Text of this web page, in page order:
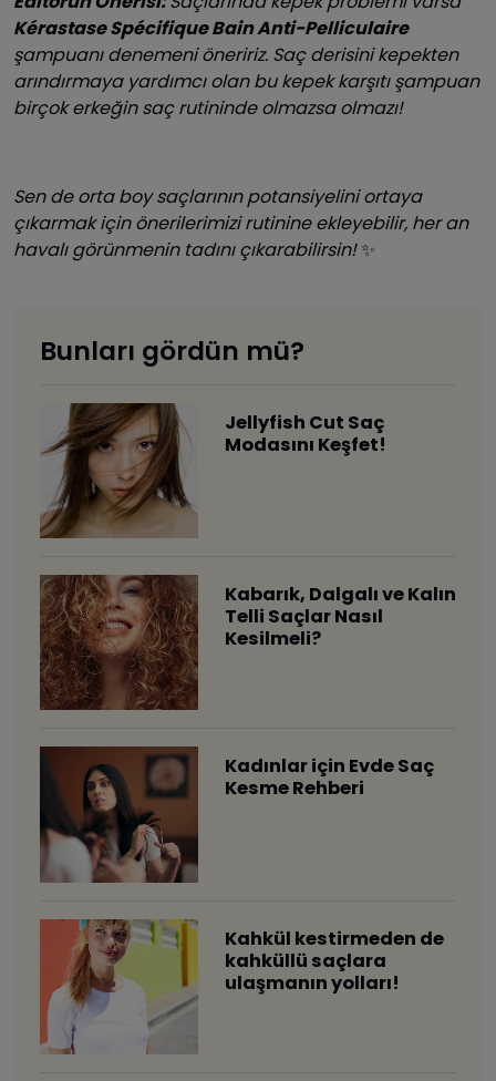
Kérastase Spécifique Bain Anti-Pelliculaire
şampuanı denemeni öneririz. Saç derisini kepekten
arındırmaya yardımcı olan bu kepek karşıtı şampuan
birçok erkeğin saç rutininde olmazsa olmazı!
Sen de orta boy saçlarının potansiyelini ortaya
çıkarmak için önerilerimizi rutinine ekleyebilir, her an
havalı görünmenin tadını çıkarabilirsin!✨
Bunları gördün mü?
Jellyfish Cut Saç
Modasını Keşfet!
Kabarık, Dalgalı ve Kalın
Telli Saçlar Nasıl
Kesilmeli?
Kadınlar için Evde Saç
Kesme Rehberi
Kahkül kestirmeden de
kahküllü saçlara
ulaşmanın yolları!